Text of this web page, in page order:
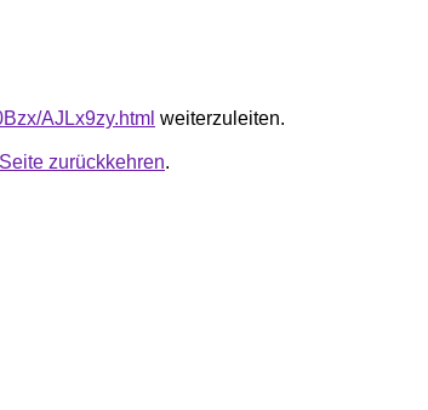
AJLx9zy.html weiterzuleiten.
zurückkehren.